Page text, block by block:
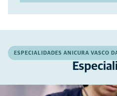
ESPECIALIDADES ANICURA VASCO